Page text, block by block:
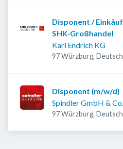
Disponent /
SHK-Großhandel
Karl Endrich KG
97 Würzburg,
Disponent (m/w/d)
Spindler GmbH &
97 Würzburg,